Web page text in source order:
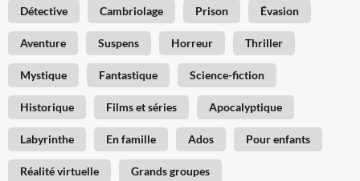
Détective Cambriolage Prison Évasion
Aventure Suspens Horreur Thriller
Mystique Fantastique Science-fiction
Historique Films et séries Apocalyptique
Labyrinthe En famille Ados Pour enfants
Réalité virtuelle Grands groupes